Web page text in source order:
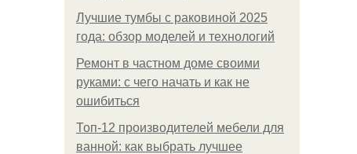
Лучшие тумбы с раковиной 2025
года: обзор моделей и технологий
Ремонт в частном доме своими
руками: с чего начать и как не
ошибиться
Топ-12 производителей мебели для
ванной: как выбрать лучшее